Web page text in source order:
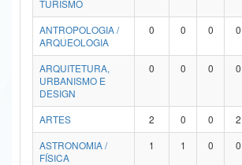
Ministério do Desenvolvimento Regional
Controladoria-Geral da União
Ministério da Mulher, da Família e dos Direitos Humanos
Secretaria de Governo
TURISMO
ANTROPOLOGIA /
ARQUEOLOGIA
0 0 0 0
ARQUITETURA,
URBANISMO E
DESIGN
0 0 0 0
ARTES 2 0 0 2
ASTRONOMIA /
FÍSICA
1 1 0 0